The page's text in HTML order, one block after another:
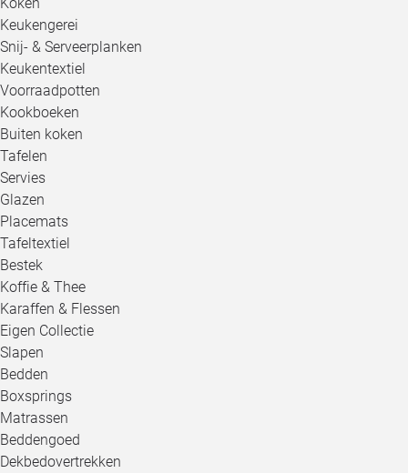
Keukengerei
Snij- & Serveerplanken
Keukentextiel
Voorraadpotten
Kookboeken
Buiten koken
Tafelen
Servies
Glazen
Placemats
Tafeltextiel
Bestek
Koffie & Thee
Karaffen & Flessen
Eigen Collectie
Slapen
Bedden
Boxsprings
Matrassen
Beddengoed
Dekbedovertrekken